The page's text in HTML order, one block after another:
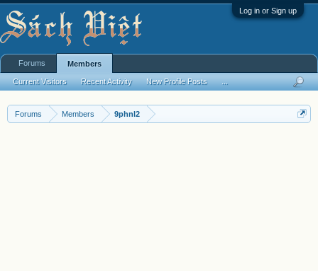
Log in or Sign up
Forums Members 9phnl2
Forums Members
Current Visitors Recent Activity New Profile Posts